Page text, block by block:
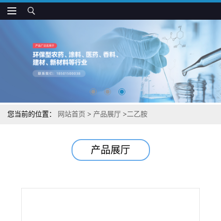
您当前的位置： 网站首页 > 产品展厅 >二乙胺
产品展厅